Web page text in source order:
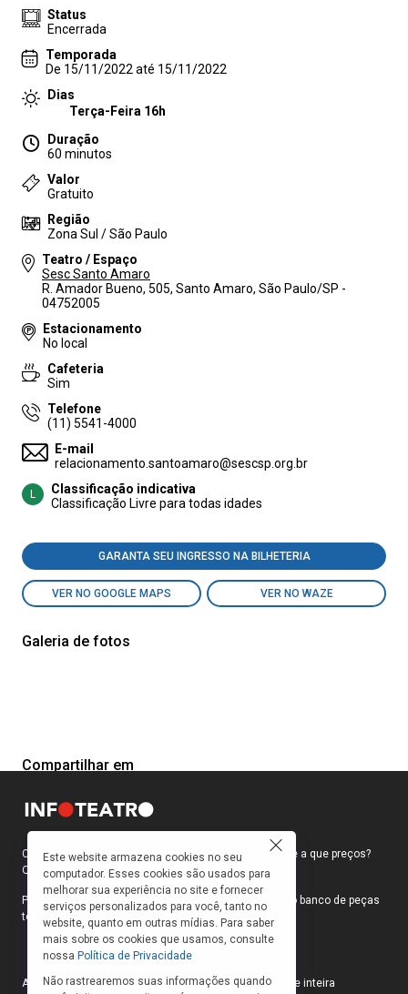
Status
Encerrada
Temporada
De 15/11/2022 até 15/11/2022
Dias
Terça-Feira 16h
Duração
60 minutos
Valor
Gratuito
Região
Zona Sul / São Paulo
Teatro / Espaço
Sesc Santo Amaro
R. Amador Bueno, 505, Santo Amaro, São Paulo/SP -
04752005
Estacionamento
No local
Cafeteria
Sim
Telefone
(11) 5541-4000
E-mail
relacionamento.santoamaro@sescsp.org.br
L
Classificação indicativa
Classificação Livre para todas idades
GARANTA SEU INGRESSO NA BILHETERIA
VER NO GOOGLE MAPS VER NO WAZE
Galeria de fotos
Compartilhar em
Como faço para ir ao teatro? Onde compro ingressos e a que preços?
Quais peças estão em cartaz?
Para responder a essas e outras perguntas, criamos o banco de peças
teatrais do INFOTEATRO.
As informações das peças cadastradas no site são de inteira
Este website armazena cookies no seu
computador. Esses cookies são usados para
melhorar sua experiência no site e fornecer
serviços personalizados para você, tanto no
website, quanto em outras mídias. Para saber
mais sobre os cookies que usamos, consulte
nossa Política de Privacidade
Não rastrearemos suas informações quando